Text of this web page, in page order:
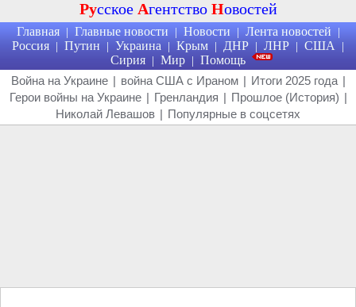
Русское Агентство Новостей
Главная | Главные новости | Новости | Лента новостей |
Россия | Путин | Украина | Крым | ДНР | ЛНР | США |
Сирия | Мир | Помощь
Война на Украине | война США с Ираном | Итоги 2025 года |
Герои войны на Украине | Гренландия | Прошлое (История) |
Николай Левашов | Популярные в соцсетях